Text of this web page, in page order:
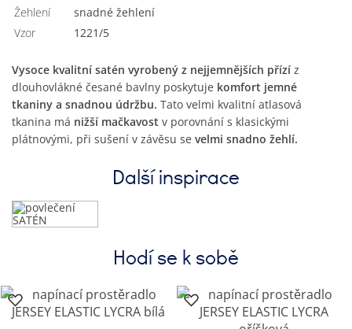
Žehlení
Snadné žehlení
Vzor
1221/5
Vysoce kvalitní satén vyrobený z nejjemnějších přízí z
dlouhovlákné česané bavlny poskytuje komfort jemné
tkaniny a snadnou údržbu. Tato velmi kvalitní atlasová
tkanina má nižší mačkavost v porovnání s klasickými
plátnovými, při sušení v závěsu se velmi snadno žehlí.
Další inspirace
Hodí se k sobě